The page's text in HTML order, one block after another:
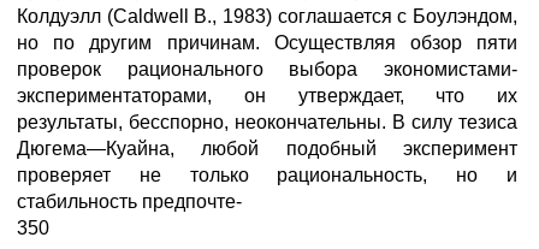
Колдуэлл (Caldwell В., 1983) соглашается с Боулэндом,
но по другим причинам. Осуществляя обзор пяти
проверок рационального выбора экономистами-
экспериментаторами, он утверждает, что их
результаты, бесспорно, неокончательны. В силу тезиса
Дюгема—Куайна, любой подобный эксперимент
проверяет не только рациональность, но и
стабильность предпочте-
350